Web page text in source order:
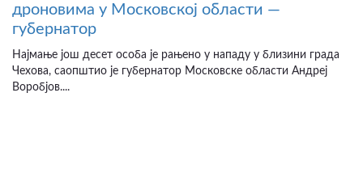
дроновима у Московској области —
губернатор
Најмање још десет особа је рањено у нападу у близини града
Чехова, саопштио је губернатор Московске области Андреј
Воробјов....